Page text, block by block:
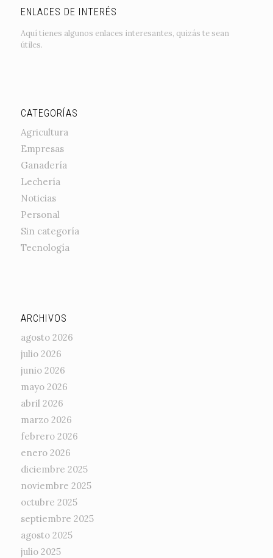
ENLACES DE INTERÉS
Aquí tienes algunos enlaces interesantes, quizás te sean
útiles.
CATEGORÍAS
Agricultura
Empresas
Ganadería
Lechería
Noticias
Personal
Sin categoría
Tecnología
ARCHIVOS
agosto 2026
julio 2026
junio 2026
mayo 2026
abril 2026
marzo 2026
febrero 2026
enero 2026
diciembre 2025
noviembre 2025
octubre 2025
septiembre 2025
agosto 2025
julio 2025